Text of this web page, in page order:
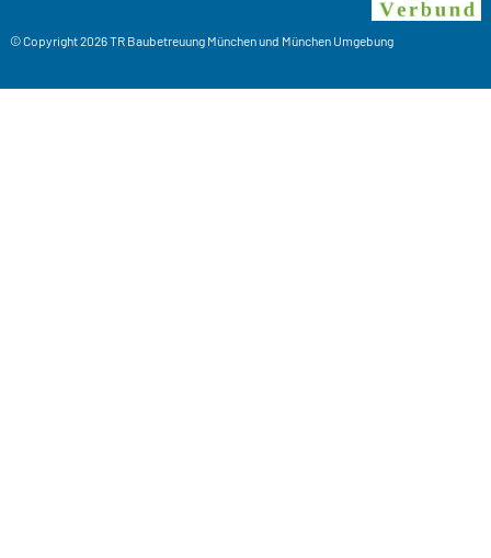
© Copyright 2026TR BaubetreuungMünchen und München Umgebung